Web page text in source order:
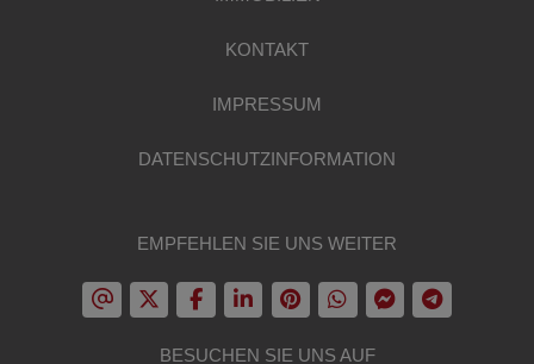
KONTAKT
IMPRESSUM
DATENSCHUTZINFORMATION
EMPFEHLEN SIE UNS WEITER
BESUCHEN SIE UNS AUF